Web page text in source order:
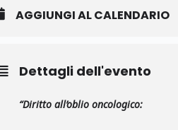
AGGIUNGI AL CALENDARIO
Dettagli dell'evento
“Diritto all’oblio oncologico: